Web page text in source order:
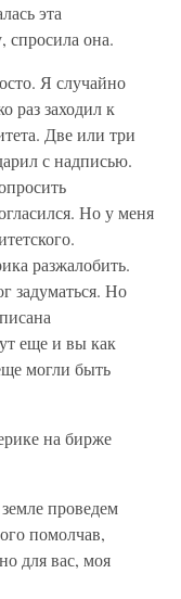
эта
спросила она.
Я случайно
раз заходил к
Две или три
с надписью.
Но у меня
разжалобить.
задуматься. Но
еще и вы как
могли быть
на бирже
проведем
помолчав,
для вас, моя